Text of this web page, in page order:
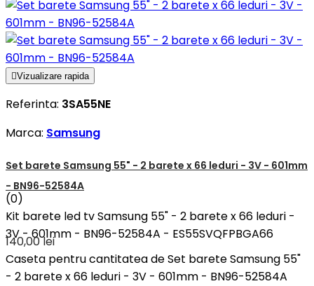
Vizualizare rapida
Referinta: 3SA55NE
Marca: Samsung
Set barete Samsung 55" - 2 barete x 66 leduri - 3V - 601mm
- BN96-52584A
(0)
Kit barete led tv Samsung 55" - 2 barete x 66 leduri -
3V - 601mm - BN96-52584A - ES55SVQFPBGA66
140,00 lei
Caseta pentru cantitatea de Set barete Samsung 55"
- 2 barete x 66 leduri - 3V - 601mm - BN96-52584A